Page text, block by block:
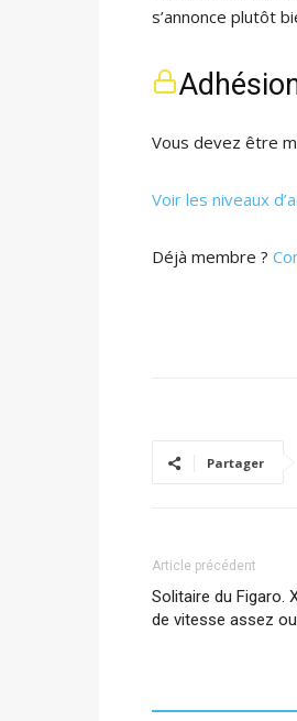
s’annonce plutôt
Vous devez être
Voir les niveaux
Déjà membre ?
Partager
Article précédent
Solitaire du Figaro.
de vitesse assez